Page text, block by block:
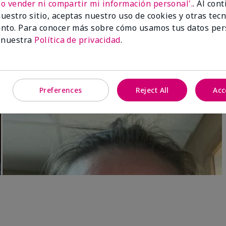
3D Foundation
rosados fríos)
Skinvigorate™ Duo Facial
especial†
$95.00
vender ni compartir mi información personal'.. Al
sitio, aceptas nuestro uso de cookies y otras
Para conocer más sobre cómo usamos tus datos
Política de privacidad.
Preferences Reject All